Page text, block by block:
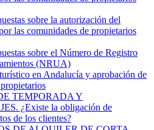
sobre la autorización del
las comunidades de propietarios
sobre el Número de Registro
(NRUA)
en Andalucía y aprobación de
TEMPORADA Y
¿Existe la obligación de
de los clientes?